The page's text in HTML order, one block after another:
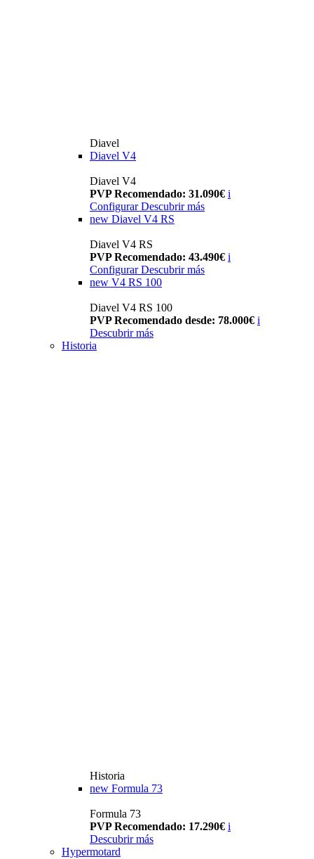
Diavel
Diavel V4
Diavel V4
PVP Recomendado: 31.090€ i
Configurar Descubrir más
new Diavel V4 RS
Diavel V4 RS
PVP Recomendado: 43.490€ i
Configurar Descubrir más
new V4 RS 100
Diavel V4 RS 100
PVP Recomendado desde: 78.000€ i
Descubrir más
Historia
Historia
new Formula 73
Formula 73
PVP Recomendado: 17.290€ i
Descubrir más
Hypermotard